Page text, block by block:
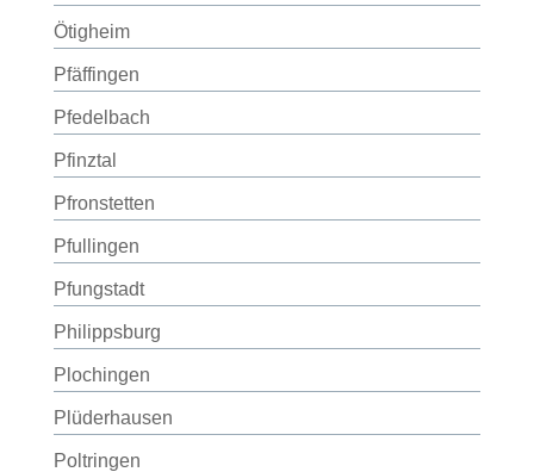
Ötigheim
Pfäffingen
Pfedelbach
Pfinztal
Pfronstetten
Pfullingen
Pfungstadt
Philippsburg
Plochingen
Plüderhausen
Poltringen